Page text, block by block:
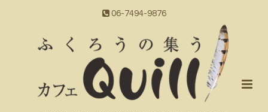
06-7494-9876